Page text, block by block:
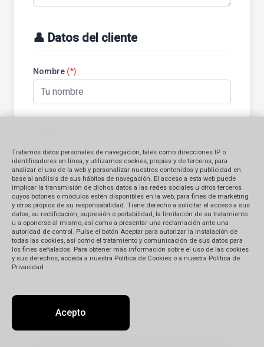
👤 Datos del cliente
Nombre (*)
E-mail (*)
Teléfono(*)
Tratamos datos personales de navegación, tales como direcciones IP o
identificadores en línea, y utilizamos cookies, propias y de terceros, para
analizar el uso de la web y personalizar nuestros contenidos y publicidad en
base al análisis de sus hábitos de navegación. El acceso a esta web puede
implicar la transmisión de dichos datos a las redes sociales u otros terceros
cuyos botones o módulos estén disponibles en la web, para fines de marketing
y otros propios de su responsabilidad. Tiene derecho a solicitar el acceso a sus
datos, su rectificación, supresión o portabilidad, la limitación de su tratamiento
u a oponerse al mismo, así como a presentar una reclamación ante una
autoridad de control. Pulse el botón Aceptar para autorizar la instalación de
todas las cookies, así como el tratamiento y comunicación de sus datos para
los fines señalados. Para obtener más información sobre el uso de las cookies
y sus derechos, acceda a nuestra Política de Cookies o a nuestra Política de
Privacidad
Acepto